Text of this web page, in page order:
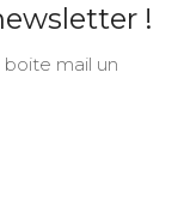
!
mail un